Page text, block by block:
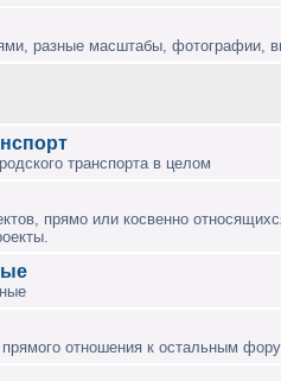
разные масштабы, фотографии,
транспорта в целом
прямо или косвенно
отношения к остальным